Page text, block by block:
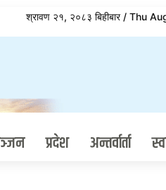
श्रावण २१, २०८३ बिहीबार / Thu
प्रदेश अन्तर्वार्ता